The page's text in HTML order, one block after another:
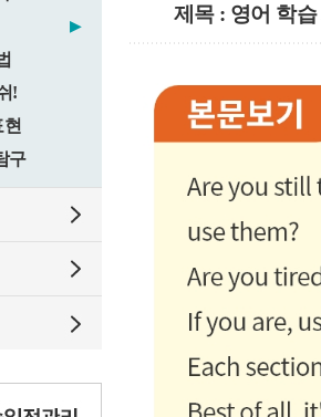
▶
!
구
제목 : 영어 학